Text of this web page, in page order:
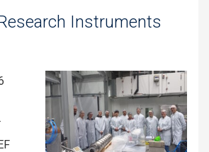
Instruments